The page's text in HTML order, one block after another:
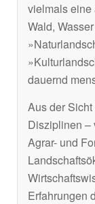
vielmals eine
Wald,
dauernd
Aus der
Disziplinen –
Agrar- und
Erfahrungen